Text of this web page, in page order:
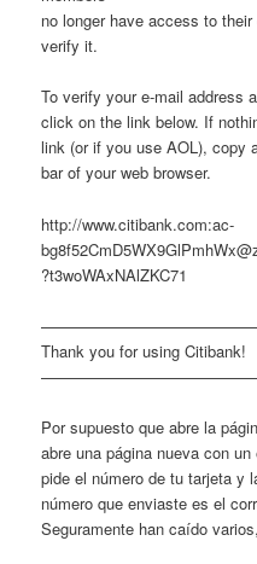
no longer have access to
verify it.
To verify your e-mail address
click on the link below. If
link (or if you use AOL), copy
bar of your web browser.
http://www.citibank.com:ac-
?t3woWAxNAlZKC71
Thank you for using Citibank!
Por supuesto que abre la
abre una página nueva con
pide el número de tu tarjeta y
número que enviaste es el
Seguramente han caído